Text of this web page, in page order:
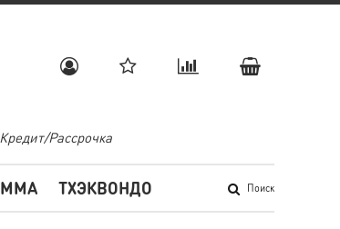
Кредит/Рассрочка
Поиск
MMA ТХЭКВОНДО